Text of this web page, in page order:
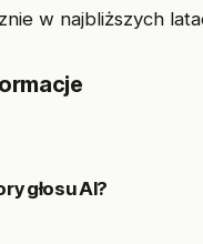
w najbliższych
głosu AI?